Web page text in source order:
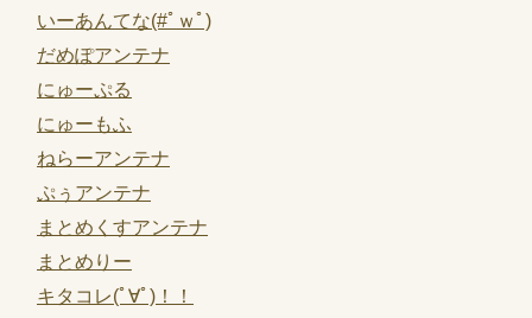
いーあんてな(#ﾟｗﾟ)
だめぽアンテナ
にゅーぷる
にゅーもふ
ねらーアンテナ
ぷぅアンテナ
まとめくすアンテナ
まとめりー
キタコレ(ﾟ∀ﾟ)！！